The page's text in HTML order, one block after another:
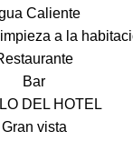
Caliente
a la
Bar
DEL HOTEL
Gran vista